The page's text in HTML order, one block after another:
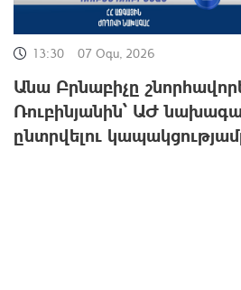
13:30 07 Օգս, 2026
Անա Բրնաբիչը
Ռուբինյանին՝ ԱԺ
ընտրվելու